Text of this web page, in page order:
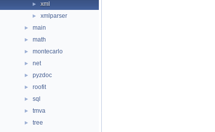
► xml
► xmlparser
► main
► math
► montecarlo
► net
► pyzdoc
► roofit
► sql
► tmva
► tree